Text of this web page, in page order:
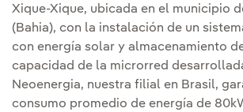
Xique-Xique, ubicada en el municipio
(Bahia), con la instalación de un
con energía solar y almacenamiento
capacidad de la microrred
Neoenergia, nuestra filial en Brasil,
consumo promedio de energía de